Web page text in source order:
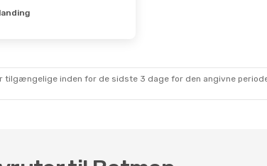
tilgængelige inden for de sidste 3 dage for den angivne